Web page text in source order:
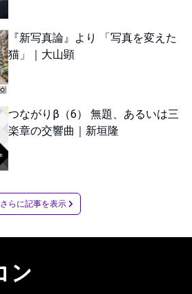
『新写真論』より 「写真を変えた
猫」｜大山顕
つながりβ（6） 無題、あるいは三
楽章の交響曲｜新垣隆
さらに記事を表示